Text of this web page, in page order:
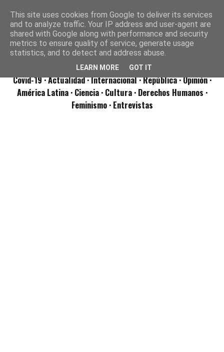
Covid-19· Actualidad· Internacional· República· Opinión·
América Latina · Ciencia · Cultura · Derechos Humanos ·
Feminismo · Entrevistas
This site uses cookies from Google to deliver its services
and to analyze traffic. Your IP address and user-agent are
shared with Google along with performance and security
metrics to ensure quality of service, generate usage
statistics, and to detect and address abuse.
LEARN MORE GOT IT